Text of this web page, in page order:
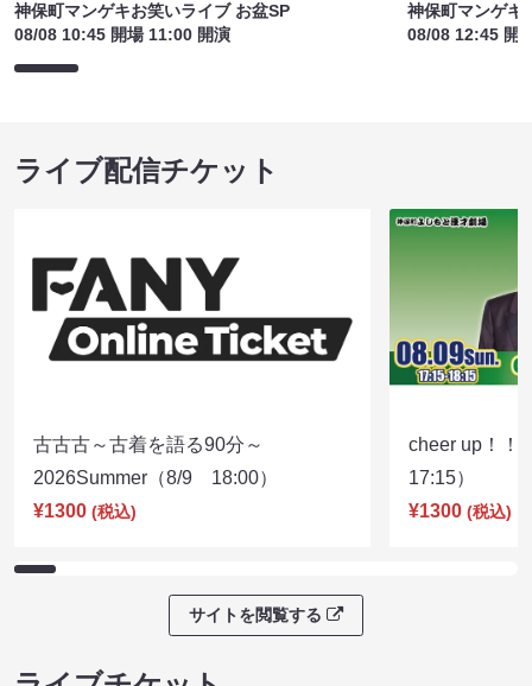
神保町マンゲキお笑いライブ お盆SP
08/08 10:45 開場 11:00 開演
神保町マンゲキ
08/08 12:45 開
ライブ配信チケット
古古古～古着を語る90分～
2026Summer（8/9 18:00）
¥1300 (税込)
cheer up！
17:15）
¥1300 (税込)
サイトを閲覧する